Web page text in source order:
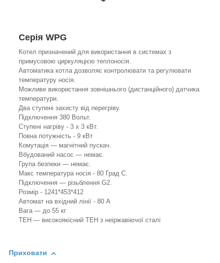
Серія WPG
Котел призначений для використання в системах з
примусовою циркуляцією теплоносія.
Автоматика котла дозволяє контролювати та регулювати
температуру носія.
Можливе використання зовнішнього (дистанційного) датчика
температури.
Два ступені захисту від перегріву.
Підключення 380 Вольт.
Ступені нагріву - 3 х 3 кВт.
Повна потужність - 9 кВт
Комутація — магнітний пускач.
Вбудований насос — немає.
Група безпеки — немає.
Макс температура носія - 80 Град С.
Підключення — різьблення G2.
Розмір - 1241*453*412
Автомат на вхідний лінії - 80 А
Вага — до 55 кг
ТЕН — високоякісний ТЕН з неіржавіючої сталі
Приховати